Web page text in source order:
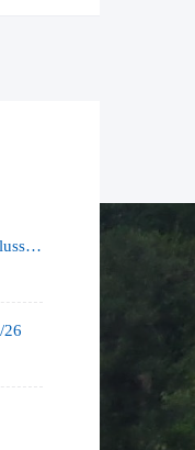
Schulfest am HSG: Gelungener Abschluss eines ereignisreichen Schuljahres
26